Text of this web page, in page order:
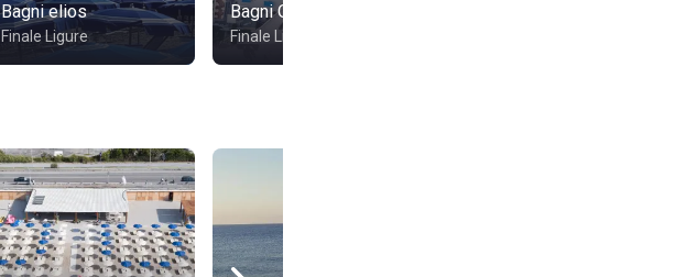
Bagni elios
Finale Ligure
Bagni Ondina
Finale Ligure